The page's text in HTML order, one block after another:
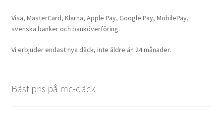
Visa, MasterCard, Klarna, Apple Pay, Google Pay, MobilePay,
svenska banker och banköverföring.
Vi erbjuder endast nya däck, inte äldre än 24 månader.
Bäst pris på mc-däck